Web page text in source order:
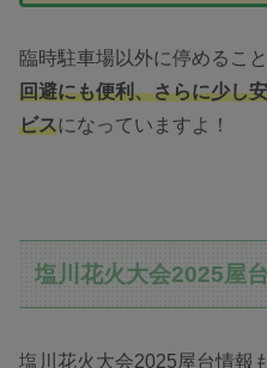
臨時駐車場以外に停めること
回避にも便利、さらに少し
ビスになっていますよ！
塩川花火大会2025屋
塩川花火大会2025屋台情報